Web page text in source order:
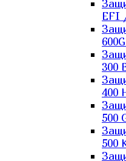
EFI
300
400
500
500